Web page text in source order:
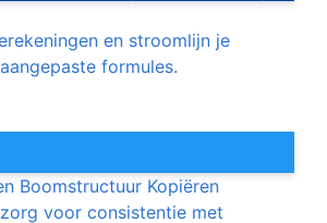
en stroomlijn je
formules.
Boomstructuur Kopiëren
voor consistentie met